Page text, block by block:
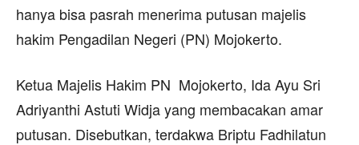
hanya bisa pasrah menerima putusan majelis
hakim Pengadilan Negeri (PN) Mojokerto.
Ketua Majelis Hakim PN Mojokerto, Ida Ayu Sri
Adriyanthi Astuti Widja yang membacakan amar
putusan. Disebutkan, terdakwa Briptu Fadhilatun